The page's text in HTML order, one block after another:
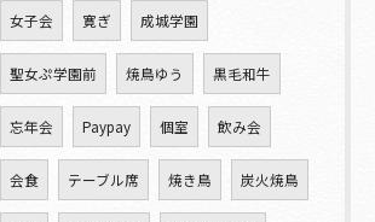
女子会 寛ぎ 成城学園
聖女ぷ学園前 焼鳥ゆう 黒毛和牛
忘年会 Paypay 個室 飲み会
会食 テーブル席 焼き鳥 炭火焼鳥